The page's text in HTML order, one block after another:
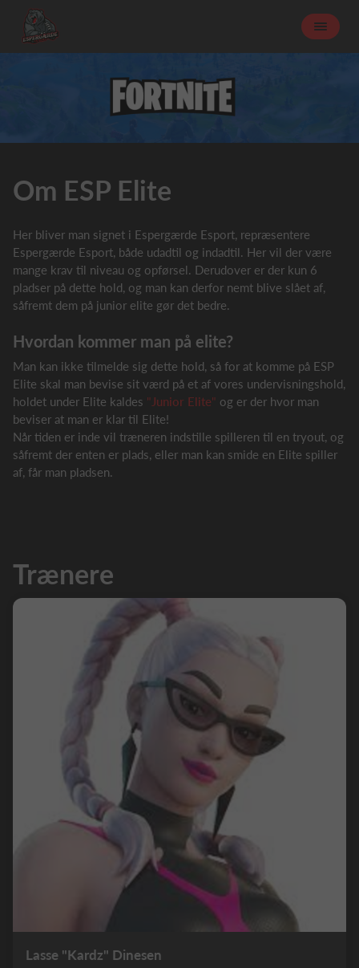
Om ESP Elite
Her bliver man signet i Espergærde Esport, repræsentere
Espergærde Esport, både udadtil og indadtil. Her vil der være
mange krav til niveau og opførsel. Derudover er der kun 6
pladser på dette hold, og man kan derfor nemt blive slået af,
såfremt dem på junior elite gør det bedre.
Hvordan kommer man på elite?
Man kan ikke tilmelde sig dette hold, så for at komme på ESP
Elite skal man bevise sit værd på et af vores undervisningshold,
holdet under Elite kaldes " Junior Elite" og er der hvor man
beviser at man er klar til Elite!
Når tiden er inde vil træneren indstille spilleren til en tryout, og
såfremt der enten er plads, eller man kan smide en Elite spiller
af, får man pladsen.
Trænere
Lasse "Kardz" Dinesen